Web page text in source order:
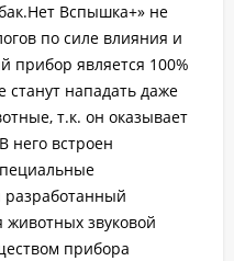
Вспышка+» не
по силе влияния и
прибор является 100%
станут нападать даже
т.к. он оказывает
него встроен
животных звуковой
прибора